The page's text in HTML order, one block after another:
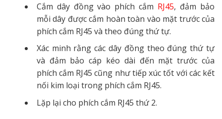
Cắm dây đồng vào phích cắm RJ45, đảm bảo
mỗi dây được cắm hoàn toàn vào mặt trước của
phích cắm RJ45 và theo đúng thứ tự.
Xác minh rằng các dây đồng theo đúng thứ tự
và đảm bảo cáp kéo dài đến mặt trước của
phích cắm RJ45 cũng như tiếp xúc tốt với các kết
nối kim loại trong phích cắm RJ45.
Lặp lại cho phích cắm RJ45 thứ 2.